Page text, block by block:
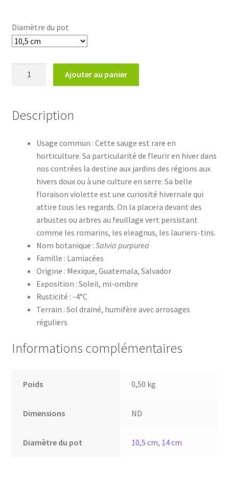
Diamètre du pot
purpurea
Ajouter au panier
Description
Usage commun : Cette sauge est rare en
horticulture. Sa particularité de fleurir en hiver dans
nos contrées la destine aux jardins des régions aux
hivers doux ou à une culture en serre. Sa belle
floraison violette est une curiosité hivernale qui
attire tous les regards. On la placera devant des
arbustes ou arbres au feuillage vert persistant
comme les romarins, les eleagnus, les lauriers-tins.
Nom botanique : Salvia purpurea
Famille : Lamiacées
Origine : Mexique, Guatemala, Salvador
Exposition : Soleil, mi-ombre
Rusticité : -4°C
Terrain : Sol drainé, humifère avec arrosages
réguliers
Informations complémentaires
Poids 0,50 kg
Dimensions ND
Diamètre du pot 10,5 cm, 14 cm